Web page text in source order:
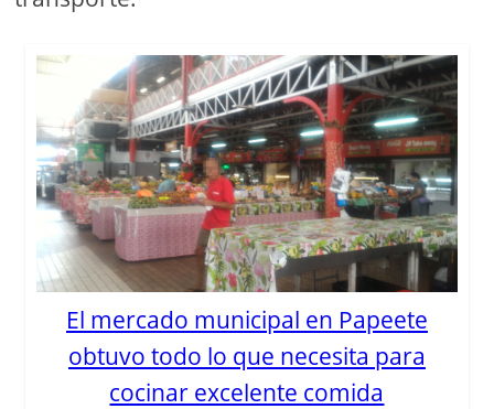
El mercado municipal en Papeete
obtuvo todo lo que necesita para
cocinar excelente comida